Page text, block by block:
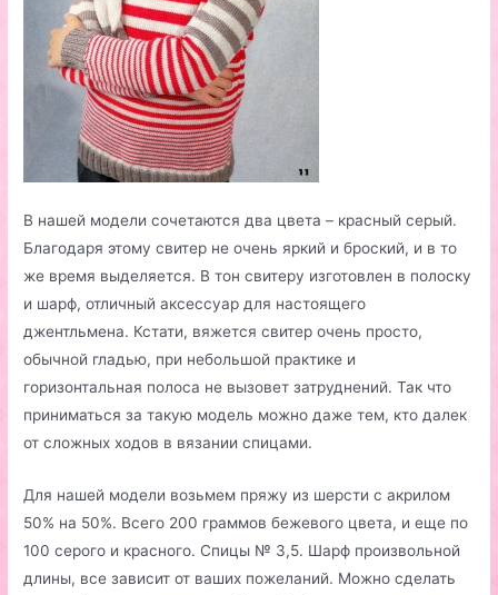
В нашей модели сочетаются два цвета – красный серый.
Благодаря этому свитер не очень яркий и броский, и в то
же время выделяется. В тон свитеру изготовлен в полоску
и шарф, отличный аксессуар для настоящего
джентльмена. Кстати, вяжется свитер очень просто,
обычной гладью, при небольшой практике и
горизонтальная полоса не вызовет затруднений. Так что
приниматься за такую модель можно даже тем, кто далек
от сложных ходов в вязании спицами.
Для нашей модели возьмем пряжу из шерсти с акрилом
50% на 50%. Всего 200 граммов бежевого цвета, и еще по
100 серого и красного. Спицы № 3,5. Шарф произвольной
длины, все зависит от ваших пожеланий. Можно сделать